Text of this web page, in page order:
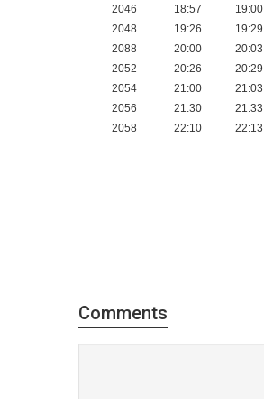
2046 18:57 19:00
2048
19:26 19:29
2088
20:00 20:03
2052
20:26 20:29
2054
21:00 21:03
2056
21:30 21:33
2058
22:10 22:13
Comments